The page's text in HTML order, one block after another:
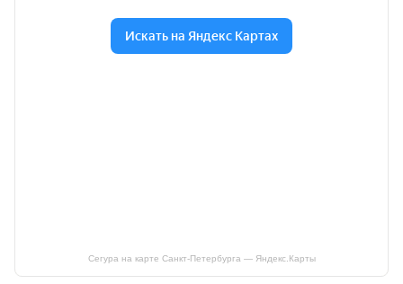
Сегура на карте Санкт‑Петербурга — Яндекс.Карты